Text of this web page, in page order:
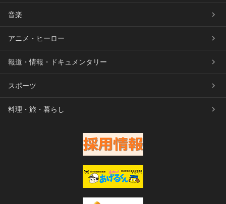
音楽
アニメ・ヒーロー
報道・情報・ドキュメンタリー
スポーツ
料理・旅・暮らし